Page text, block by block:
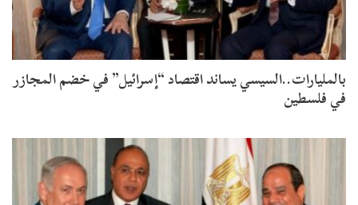
بالمليارات..السيسي يساند اقتصاد “إسرائيل” في خضم المجازر
في فلسطين